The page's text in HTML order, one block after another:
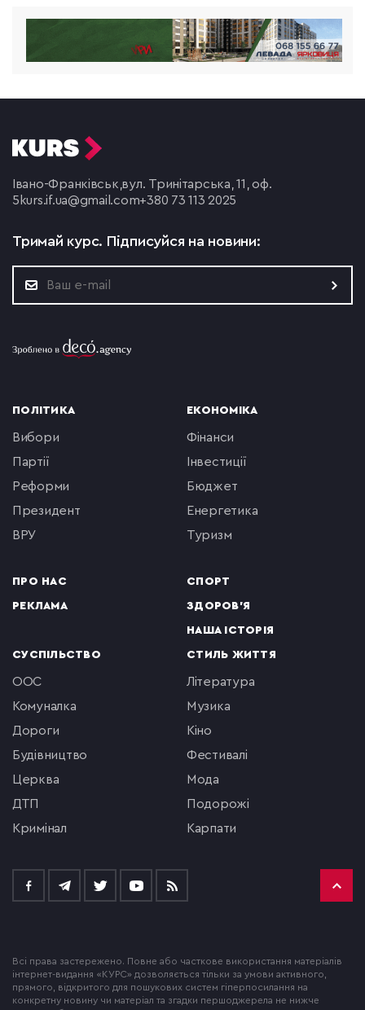
Івано-Франківськ,вул. Тринітарська, 11, оф.
5 kurs.if.ua@gmail.com+380 73 113 2025
Тримай курс. Підписуйся на новини:
ПОЛІТИКА
вибори
партії
реформи
президент
ВРУ
ПРО НАС
РЕКЛАМА
ЕКОНОМІКА
фінанси
інвестиції
бюджет
енергетика
туризм
СПОРТ
ЗДОРОВ'Я
НАША ІСТОРІЯ
СУСПІЛЬСТВО
ООС
комуналка
Дороги
будівництво
церква
ДТП
кримінал
СТИЛЬ ЖИТТЯ
література
музика
кіно
фестивалі
мода
подорожі
Карпати
Всі права застережено. Повне або часткове використання матеріалів
інтернет-видання «КУРС» дозволяється тільки за умови активного,
прямого, відкритого для пошукових систем гіперпосилання на
конкретну новину чи матеріал та згадки першоджерела не нижче